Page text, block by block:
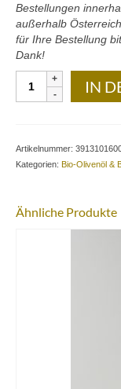
Früchte
Kontakt
Downloads
Bestellungen
außerhalb
für Ihre Bestellung
Dank!
Maria
Oliven
Nativem
Bio-
IN
Artikelnummer:
Kategorien: Bio-Olivenöl &
Ähnliche Produkte